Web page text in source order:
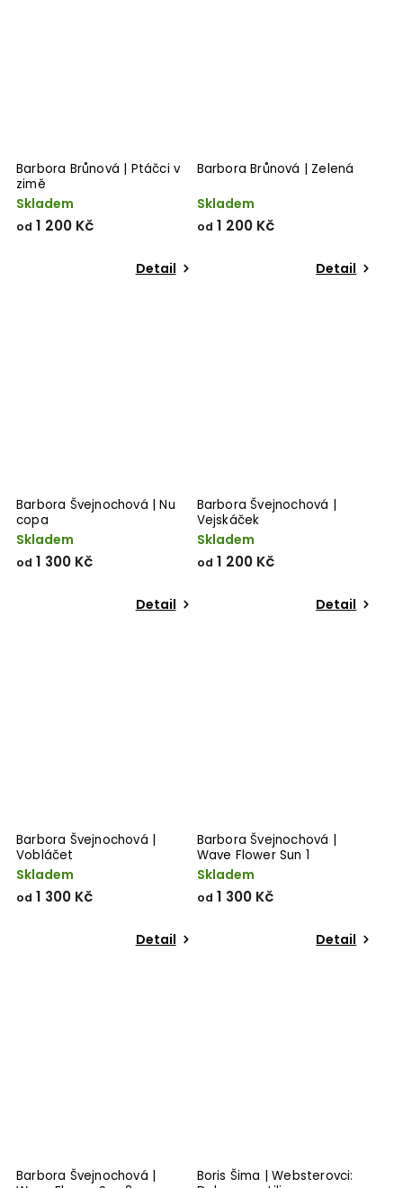
Barbora Brůnová | Ptáčci v
zimě
Skladem
od 1 200 Kč
Detail
Barbora Brůnová | Zelená
Skladem
od 1 200 Kč
Detail
Barbora Švejnochová | Nu
copa
Skladem
od 1 300 Kč
Detail
Barbora Švejnochová |
Vejskáček
Skladem
od 1 200 Kč
Detail
Barbora Švejnochová |
Vobláčet
Skladem
od 1 300 Kč
Detail
Barbora Švejnochová |
Wave Flower Sun 1
Skladem
od 1 300 Kč
Detail
Barbora Švejnochová |
Boris Šima | Websterovci: